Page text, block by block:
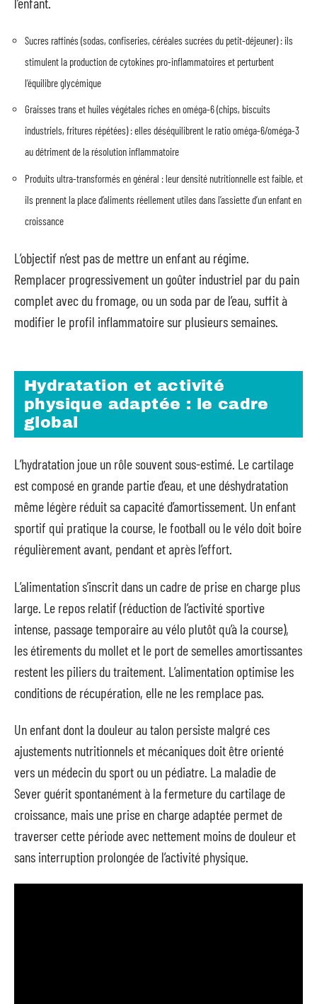
Sucres raffinés (sodas, confiseries, céréales sucrées du petit-déjeuner) : ils
stimulent la production de cytokines pro-inflammatoires et perturbent
l’équilibre glycémique
Graisses trans et huiles végétales riches en oméga-6 (chips, biscuits
industriels, fritures répétées) : elles déséquilibrent le ratio oméga-6/oméga-3
au détriment de la résolution inflammatoire
Produits ultra-transformés en général : leur densité nutritionnelle est faible, et
ils prennent la place d’aliments réellement utiles dans l’assiette d’un enfant en
croissance
L’objectif n’est pas de mettre un enfant au régime.
Remplacer progressivement un goûter industriel par du pain
complet avec du fromage, ou un soda par de l’eau, suffit à
modifier le profil inflammatoire sur plusieurs semaines.
Hydratation et activité
physique adaptée : le cadre
global
L’hydratation joue un rôle souvent sous-estimé. Le cartilage
est composé en grande partie d’eau, et une déshydratation
même légère réduit sa capacité d’amortissement. Un enfant
sportif qui pratique la course, le football ou le vélo doit boire
régulièrement avant, pendant et après l’effort.
L’alimentation s’inscrit dans un cadre de prise en charge plus
large. Le repos relatif (réduction de l’activité sportive
intense, passage temporaire au vélo plutôt qu’à la course),
les étirements du mollet et le port de semelles amortissantes
restent les piliers du traitement. L’alimentation optimise les
conditions de récupération, elle ne les remplace pas.
Un enfant dont la douleur au talon persiste malgré ces
ajustements nutritionnels et mécaniques doit être orienté
vers un médecin du sport ou un pédiatre. La maladie de
Sever guérit spontanément à la fermeture du cartilage de
croissance, mais une prise en charge adaptée permet de
traverser cette période avec nettement moins de douleur et
sans interruption prolongée de l’activité physique.